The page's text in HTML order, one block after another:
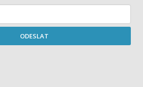
ODESLAT